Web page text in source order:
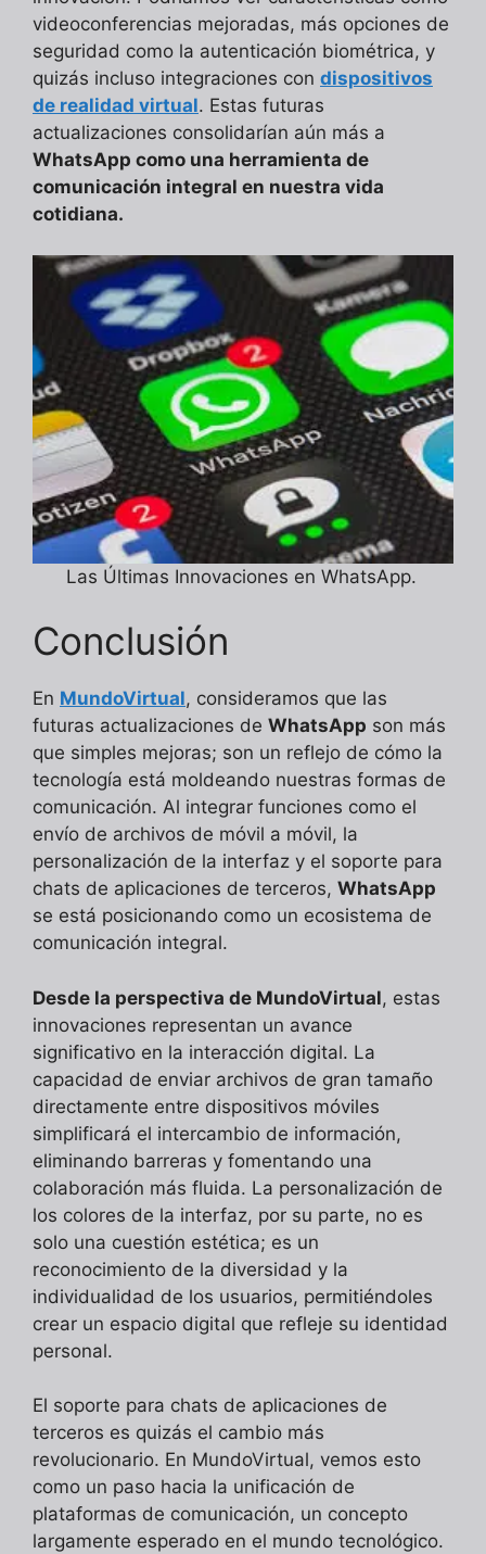
videoconferencias mejoradas, más opciones de
seguridad como la autenticación biométrica, y
quizás incluso integraciones con dispositivos
de realidad virtual. Estas futuras
actualizaciones consolidarían aún más a
WhatsApp como una herramienta de
comunicación integral en nuestra vida
cotidiana.
Las Últimas Innovaciones en WhatsApp.
Conclusión
En MundoVirtual, consideramos que las
futuras actualizaciones de WhatsApp son más
que simples mejoras; son un reflejo de cómo la
tecnología está moldeando nuestras formas de
comunicación. Al integrar funciones como el
envío de archivos de móvil a móvil, la
personalización de la interfaz y el soporte para
chats de aplicaciones de terceros, WhatsApp
se está posicionando como un ecosistema de
comunicación integral.
Desde la perspectiva de MundoVirtual, estas
innovaciones representan un avance
significativo en la interacción digital. La
capacidad de enviar archivos de gran tamaño
directamente entre dispositivos móviles
simplificará el intercambio de información,
eliminando barreras y fomentando una
colaboración más fluida. La personalización de
los colores de la interfaz, por su parte, no es
solo una cuestión estética; es un
reconocimiento de la diversidad y la
individualidad de los usuarios, permitiéndoles
crear un espacio digital que refleje su identidad
personal.
El soporte para chats de aplicaciones de
terceros es quizás el cambio más
revolucionario. En MundoVirtual, vemos esto
como un paso hacia la unificación de
plataformas de comunicación, un concepto
largamente esperado en el mundo tecnológico.